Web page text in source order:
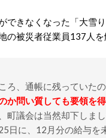
できなくなった「大雪り
の被災者従業員137人を
ろ、通帳に残っていた
か問い質しても要領を
町議会は当然却下しま
日に、12月分の給与を